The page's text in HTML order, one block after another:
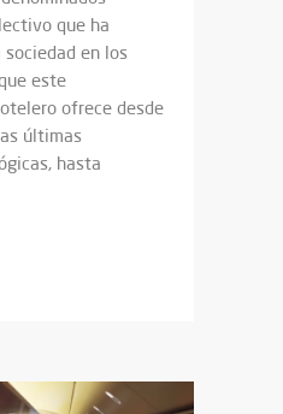
que ha
en los
este
ofrece desde
últimas
hasta